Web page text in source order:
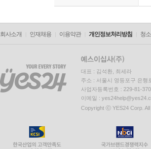
회사소개 인재채용 이용약관 개인정보처리방침 청
대표 : 김석환, 최세라
주소 : 서울시 영등포구 은행
사업자등록번호 : 229-81-
이메일 :
Copyright ⓒ YES24 Corp. All